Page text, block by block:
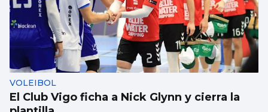
VOLEIBOL
El Club Vigo ficha a Nick Glynn y cierra la